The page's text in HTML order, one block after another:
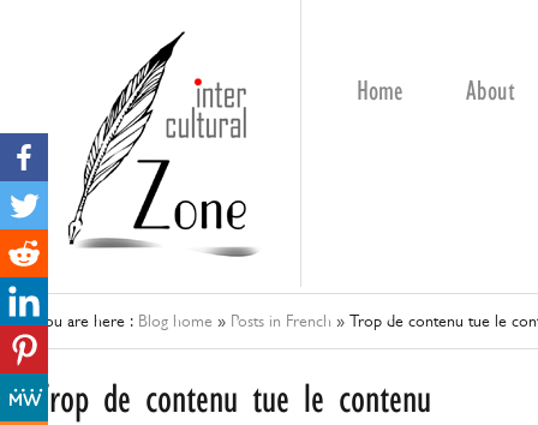
Home About
You are here : Blog home » Posts in French » Trop de contenu tue le
Trop de contenu tue le contenu